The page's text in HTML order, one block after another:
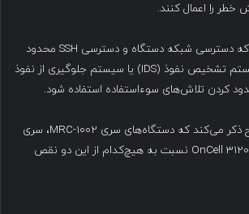
را اعمال کنند.
Moxa پیشنهاد می‌کند که دسترسی شبکه دستگاه و دسترسی SSH محدود
شود و از فایروال‌ها، سیستم تشخیص نفوذ (IDS) یا سیستم جلوگیری از نفوذ
این هشدار به‌طور صریح ذکر می‌کند که دستگاه‌های سری MRC-1002، سری
TN-5900 و سری OnCell 3120-LTE-1 نسبت به هیچ‌کدام از این دو نقص